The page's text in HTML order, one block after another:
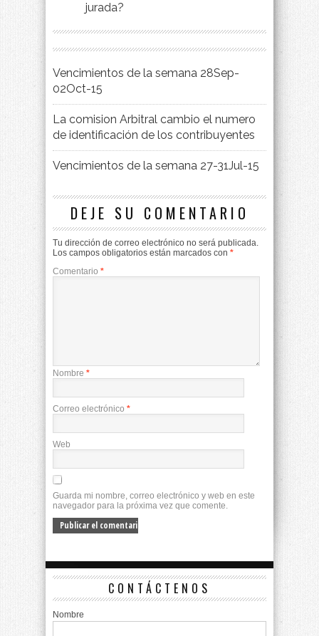
jurada?
Vencimientos de la semana 28Sep-
02Oct-15
La comision Arbitral cambio el numero
de identificación de los contribuyentes
Vencimientos de la semana 27-31Jul-15
DEJE SU COMENTARIO
Tu dirección de correo electrónico no será publicada.
Los campos obligatorios están marcados con *
Comentario *
Nombre *
Correo electrónico *
Web
Guarda mi nombre, correo electrónico y web en este
navegador para la próxima vez que comente.
CONTÁCTENOS
Nombre